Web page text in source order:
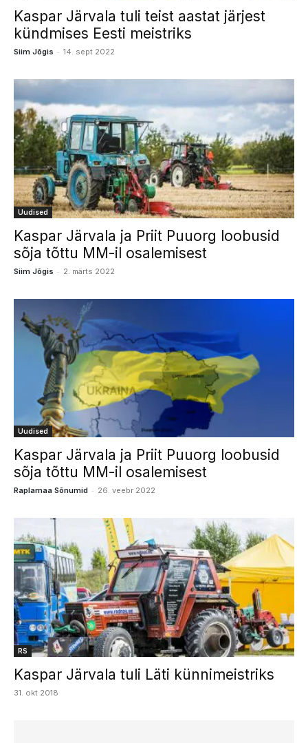
Kaspar Järvala tuli teist aastat järjest
kündmises Eesti meistriks
Siim Jõgis - 14. sept 2022
Uudised
Kaspar Järvala ja Priit Puuorg loobusid
sõja tõttu MM-il osalemisest
Siim Jõgis - 2. märts 2022
Uudised
Kaspar Järvala ja Priit Puuorg loobusid
sõja tõttu MM-il osalemisest
Raplamaa Sõnumid - 26. veebr 2022
RS
Kaspar Järvala tuli Läti künnimeistriks
31. okt 2018